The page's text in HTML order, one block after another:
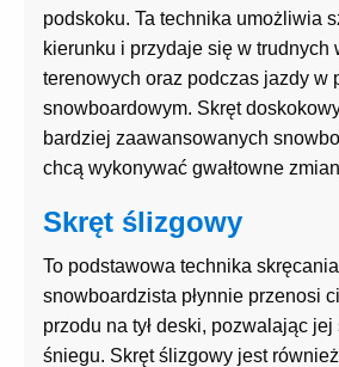
podskoku. Ta technika umożliwia
kierunku i przydaje się w trudnych
terenowych oraz podczas jazdy w
snowboardowym. Skręt
bardziej zaawansowanych
chcą wykonywać gwałtowne
Skręt ślizgowy
To podstawowa technika
snowboardzista płynnie przenosi
przodu na tył deski, pozwalając
śniegu. Skręt ślizgowy jest